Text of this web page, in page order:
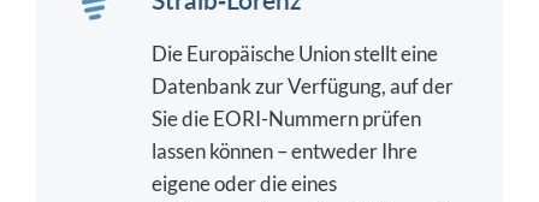
Die Europäische Union stellt eine
Datenbank zur Verfügung, auf der
Sie die EORI-Nummern prüfen
lassen können – entweder Ihre
eigene oder die eines